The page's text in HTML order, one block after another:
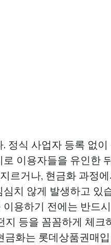
정식 사업자 등록 없이
이용자들을 유인한
르거나, 현금화 과정
치 않게 발생하고 있
용하기 전에는 반드
등을 꼼꼼하게 체크
금화는 롯데상품권매입